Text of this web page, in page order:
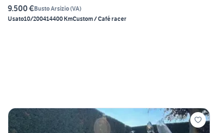
9.500 €Busto Arsizio(VA)
Usato10/200414400 KmCustom / Café racer